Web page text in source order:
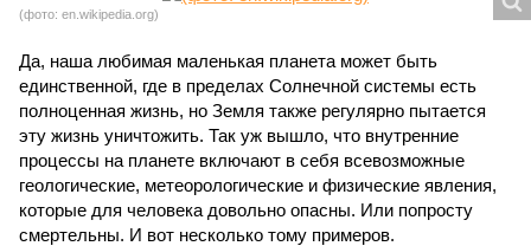
(фото: en.wikipedia.org)
Да, наша любимая маленькая планета может быть
единственной, где в пределах Солнечной системы есть
полноценная жизнь, но Земля также регулярно пытается
эту жизнь уничтожить. Так уж вышло, что внутренние
процессы на планете включают в себя всевозможные
геологические, метеорологические и физические явления,
которые для человека довольно опасны. Или попросту
смертельны. И вот несколько тому примеров.